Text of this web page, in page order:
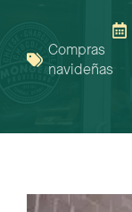
Compras
navideñas